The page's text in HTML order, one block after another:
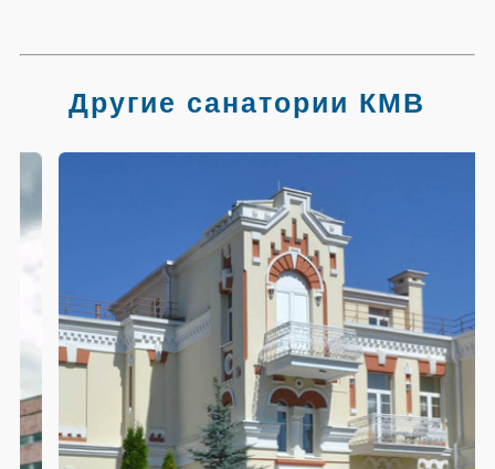
Другие санатории КМВ